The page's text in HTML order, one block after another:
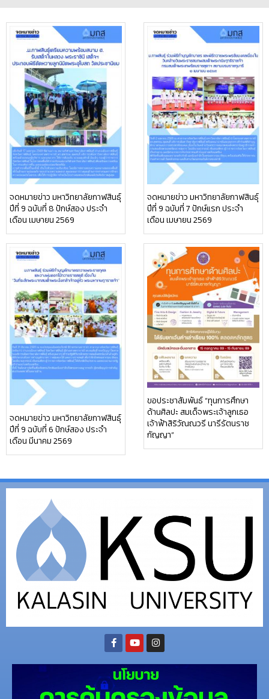
จดหมายข่าว มหาวิทยาลัยกาฬสินธุ์
ปีที่ 9 ฉบับที่ 8 ปักษ์สอง ประจำ
เดือน เมษายน 2569
จดหมายข่าว มหาวิทยาลัยกาฬสินธุ์
ปีที่ 9 ฉบับที่ 7 ปักษ์แรก ประจำ
เดือน เมษายน 2569
จดหมายข่าว มหาวิทยาลัยกาฬสินธุ์
ปีที่ 9 ฉบับที่ 6 ปักษ์สอง ประจำ
เดือน มีนาคม 2569
ขอประชาสัมพันธ์ “ทุนการศึกษา
ด้านศิลปะ สมเด็จพระเจ้าลูกเธอ
เจ้าฟ้าสิริวัณณวรี นารีรัตนราช
กัญญา”